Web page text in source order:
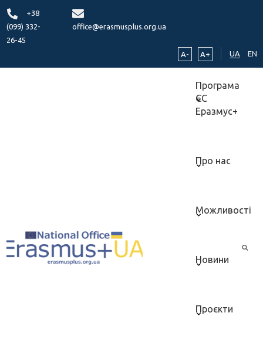
+38
(099) 332-
26-45
office@erasmusplus.org.ua
A- A+ UA EN
Програма
ЄС
Еразмус+
Про нас
Можливості
Новини
Проєкти